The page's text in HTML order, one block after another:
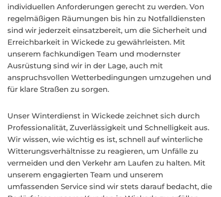
individuellen Anforderungen gerecht zu werden. Von
regelmäßigen Räumungen bis hin zu Notfalldiensten
sind wir jederzeit einsatzbereit, um die Sicherheit und
Erreichbarkeit in Wickede zu gewährleisten. Mit
unserem fachkundigen Team und modernster
Ausrüstung sind wir in der Lage, auch mit
anspruchsvollen Wetterbedingungen umzugehen und
für klare Straßen zu sorgen.
Unser Winterdienst in Wickede zeichnet sich durch
Professionalität, Zuverlässigkeit und Schnelligkeit aus.
Wir wissen, wie wichtig es ist, schnell auf winterliche
Witterungsverhältnisse zu reagieren, um Unfälle zu
vermeiden und den Verkehr am Laufen zu halten. Mit
unserem engagierten Team und unserem
umfassenden Service sind wir stets darauf bedacht, die